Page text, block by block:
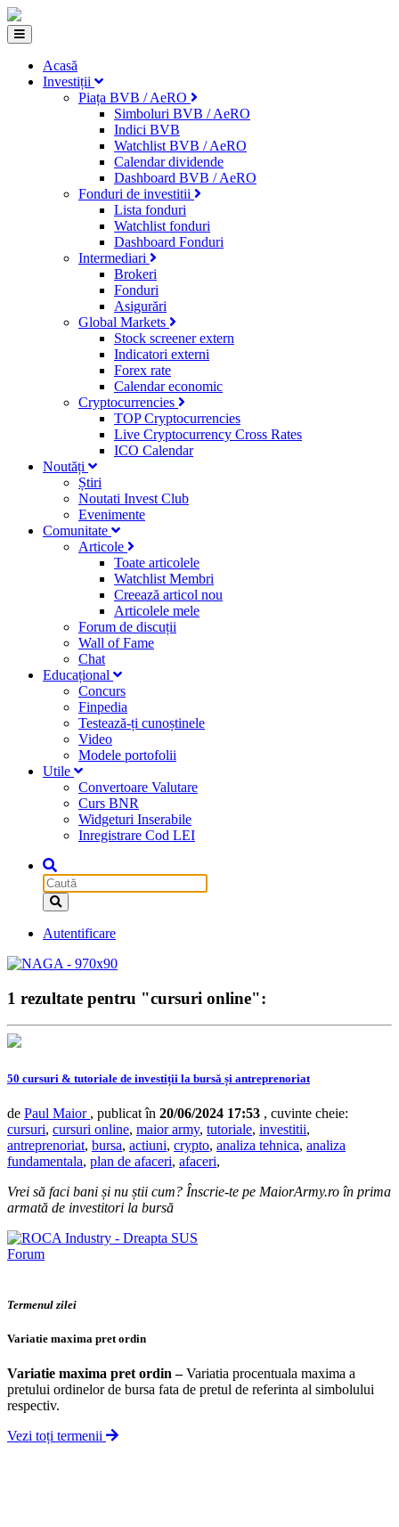
Acasă
Investiții
Piața BVB / AeRO
Simboluri BVB / AeRO
Indici BVB
Watchlist BVB / AeRO
Calendar dividende
Dashboard BVB / AeRO
Fonduri de investitii
Lista fonduri
Watchlist fonduri
Dashboard Fonduri
Intermediari
Brokeri
Fonduri
Asigurări
Global Markets
Stock screener extern
Indicatori externi
Forex rate
Calendar economic
Cryptocurrencies
TOP Cryptocurrencies
Live Cryptocurrency Cross Rates
ICO Calendar
Noutăți
Știri
Noutati Invest Club
Evenimente
Comunitate
Articole
Toate articolele
Watchlist Membri
Creează articol nou
Articolele mele
Forum de discuții
Wall of Fame
Chat
Educațional
Concurs
Finpedia
Testează-ți cunoștinele
Video
Modele portofolii
Utile
Convertoare Valutare
Curs BNR
Widgeturi Inserabile
Inregistrare Cod LEI
Autentificare
1 rezultate pentru "cursuri online":
50 cursuri & tutoriale de investiții la bursă și antreprenoriat
de Paul Maior , publicat în 20/06/2024 17:53 , cuvinte cheie:
cursuri, cursuri online, maior army, tutoriale, investitii,
antreprenoriat, bursa, actiuni, crypto, analiza tehnica, analiza
fundamentala, plan de afaceri, afaceri,
Vrei să faci bani și nu știi cum? Înscrie-te pe MaiorArmy.ro în prima
armată de investitori la bursă
Forum
Termenul zilei
Variatie maxima pret ordin
Variatie maxima pret ordin –Variatia procentuala maxima a
pretului ordinelor de bursa fata de pretul de referinta al simbolului
respectiv.
Vezi toți termenii